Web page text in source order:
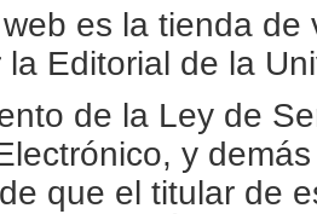
es la tienda
Editorial de la
de la Ley de
y
que el titular de